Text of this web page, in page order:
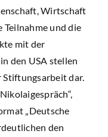
Wirtschaft
und die
mit der
den USA stellen
Stiftungsarbeit dar.
„Deutsche
den